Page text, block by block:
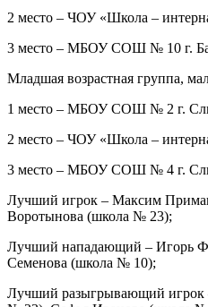
2 место – ЧОУ «Школа –
3 место – МБОУ СОШ № 10 г.
Младшая возрастная группа,
1 место – МБОУ СОШ № 2 г.
2 место – ЧОУ «Школа –
3 место – МБОУ СОШ № 4 г.
Лучший игрок – Максим
Воротынова (школа № 23);
Лучший нападающий – Игорь
Семенова (школа № 10);
Лучший разыгрывающий